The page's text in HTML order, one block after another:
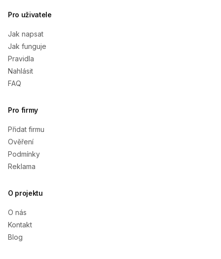
Pro uživatele
Jak napsat
Jak funguje
Pravidla
Nahlásit
FAQ
Pro firmy
Přidat firmu
Ověření
Podmínky
Reklama
O projektu
O nás
Kontakt
Blog